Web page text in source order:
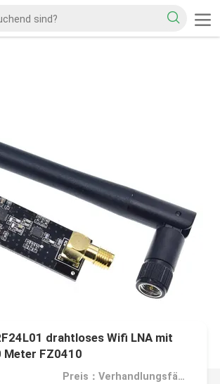
drahtloses Wifi LNA mit
Meter FZ0410
Preis：Verhandlungsfähig